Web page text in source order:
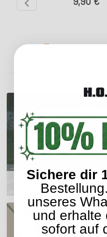
Lieferzeit: ca. 2 - 3
Sichere dir
unseres
und erhalte
sofort auf